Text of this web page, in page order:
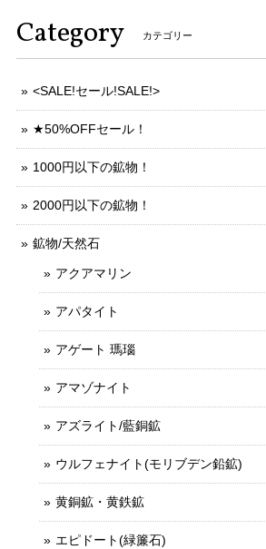
Category カテゴリー
<SALE!セール!SALE!>
★50%OFFセール！
1000円以下の鉱物！
2000円以下の鉱物！
鉱物/天然石
アクアマリン
アパタイト
アゲート 瑪瑙
アマゾナイト
アズライト/藍銅鉱
ウルフェナイト(モリブデン鉛鉱)
黄銅鉱・黄鉄鉱
エピドート(緑簾石)